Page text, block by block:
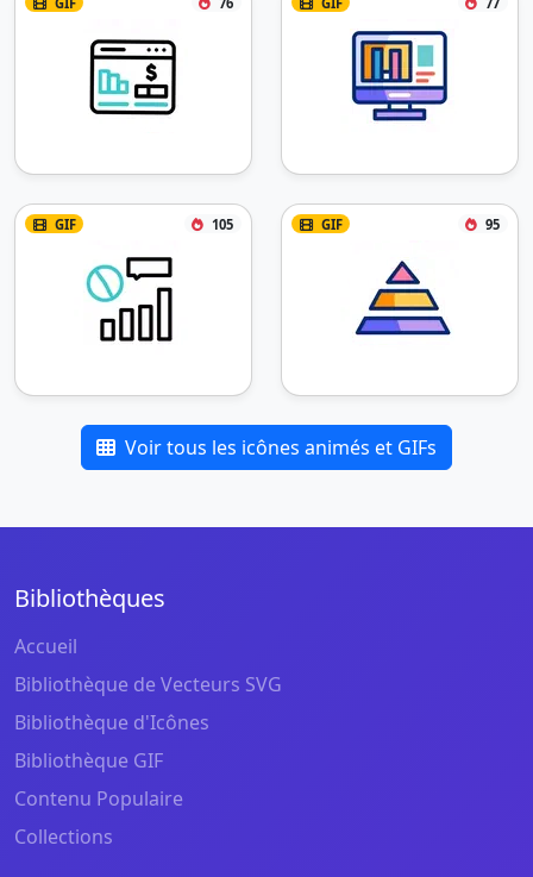
GIF 105 GIF 95
Voir tous les icônes animés et GIFs
Bibliothèques
Accueil
Bibliothèque de Vecteurs SVG
Bibliothèque d'Icônes
Bibliothèque GIF
Contenu Populaire
Collections